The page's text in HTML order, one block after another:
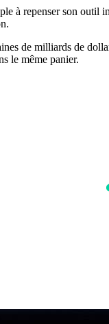
à repenser son
de milliards de
le même panier.